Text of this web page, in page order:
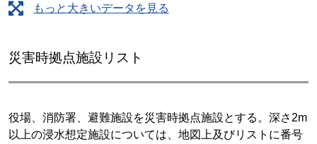
もっと大きいデータを見る
災害時拠点施設リスト
役場、消防署、避難施設を災害時拠点施設とする。深さ2m
以上の浸水想定施設については、地図上及びリストに番号